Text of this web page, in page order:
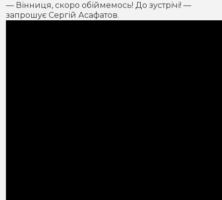
— Вінниця, скоро обіймемось! До зустрічі! —
запрошує Сергій Асафатов.